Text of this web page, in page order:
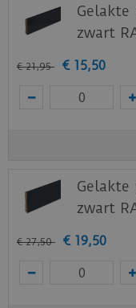
zwart
€ 21,95 € 15,50
Gelakte
zwart
€ 27,50 € 19,50